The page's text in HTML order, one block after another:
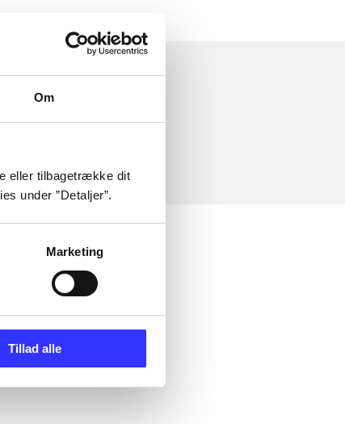
Om
eller tilbagetrække dit
under ”Detaljer”.
Marketing
Tillad alle